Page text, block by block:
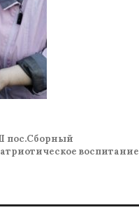
пос.Сборный
воспитание